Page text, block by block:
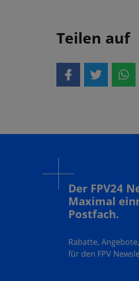
Teilen auf
Der FPV24
Maximal
Postfach.
Rabatte,
für den FPV